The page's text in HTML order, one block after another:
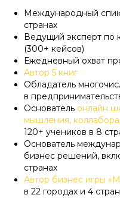
Международный
странах
Ведущий эксперт по
(300+ кейсов)
Ежедневный охват
Автор 5 книг
Обладатель
в
Основатель онлайн
мышления,
120+ учеников в 8
Основатель
бизнес решений,
странах
Автор бизнес игры
в 22 городах и 4